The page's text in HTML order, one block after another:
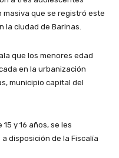
masiva que se registró este
la ciudad de Barinas.
que los menores edad
en la urbanización
municipio capital del
y 16 años, se les
disposición de la Fiscalía